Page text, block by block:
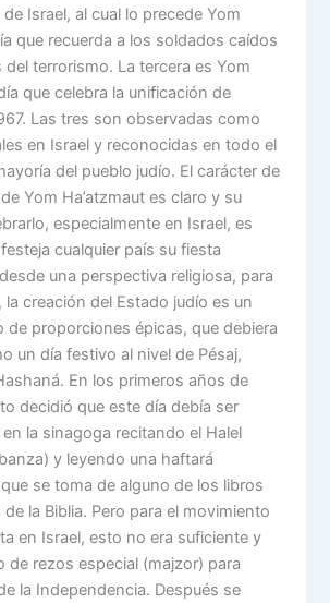
Israel, al cual lo precede Yom
que recuerda a los soldados caídos
del terrorismo. La tercera es Yom
que celebra la unificación de
Las tres son observadas como
en Israel y reconocidas en todo el
del pueblo judío. El carácter de
Yom Ha’atzmaut es claro y su
especialmente en Israel, es
cualquier país su fiesta
una perspectiva religiosa, para
creación del Estado judío es un
de proporciones épicas, que debiera
un día festivo al nivel de Pésaj,
En los primeros años de
decidió que este día debía ser
la sinagoga recitando el Halel
y leyendo una haftará
se toma de alguno de los libros
la Biblia. Pero para el movimiento
en Israel, esto no era suficiente y
de rezos especial (majzor) para
la Independencia. Después se